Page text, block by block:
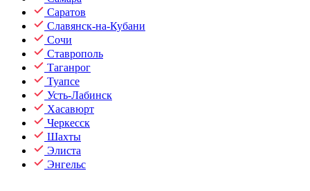
Саратов
Славянск-на-Кубани
Сочи
Ставрополь
Таганрог
Туапсе
Усть-Лабинск
Хасавюрт
Черкесск
Шахты
Элиста
Энгельс